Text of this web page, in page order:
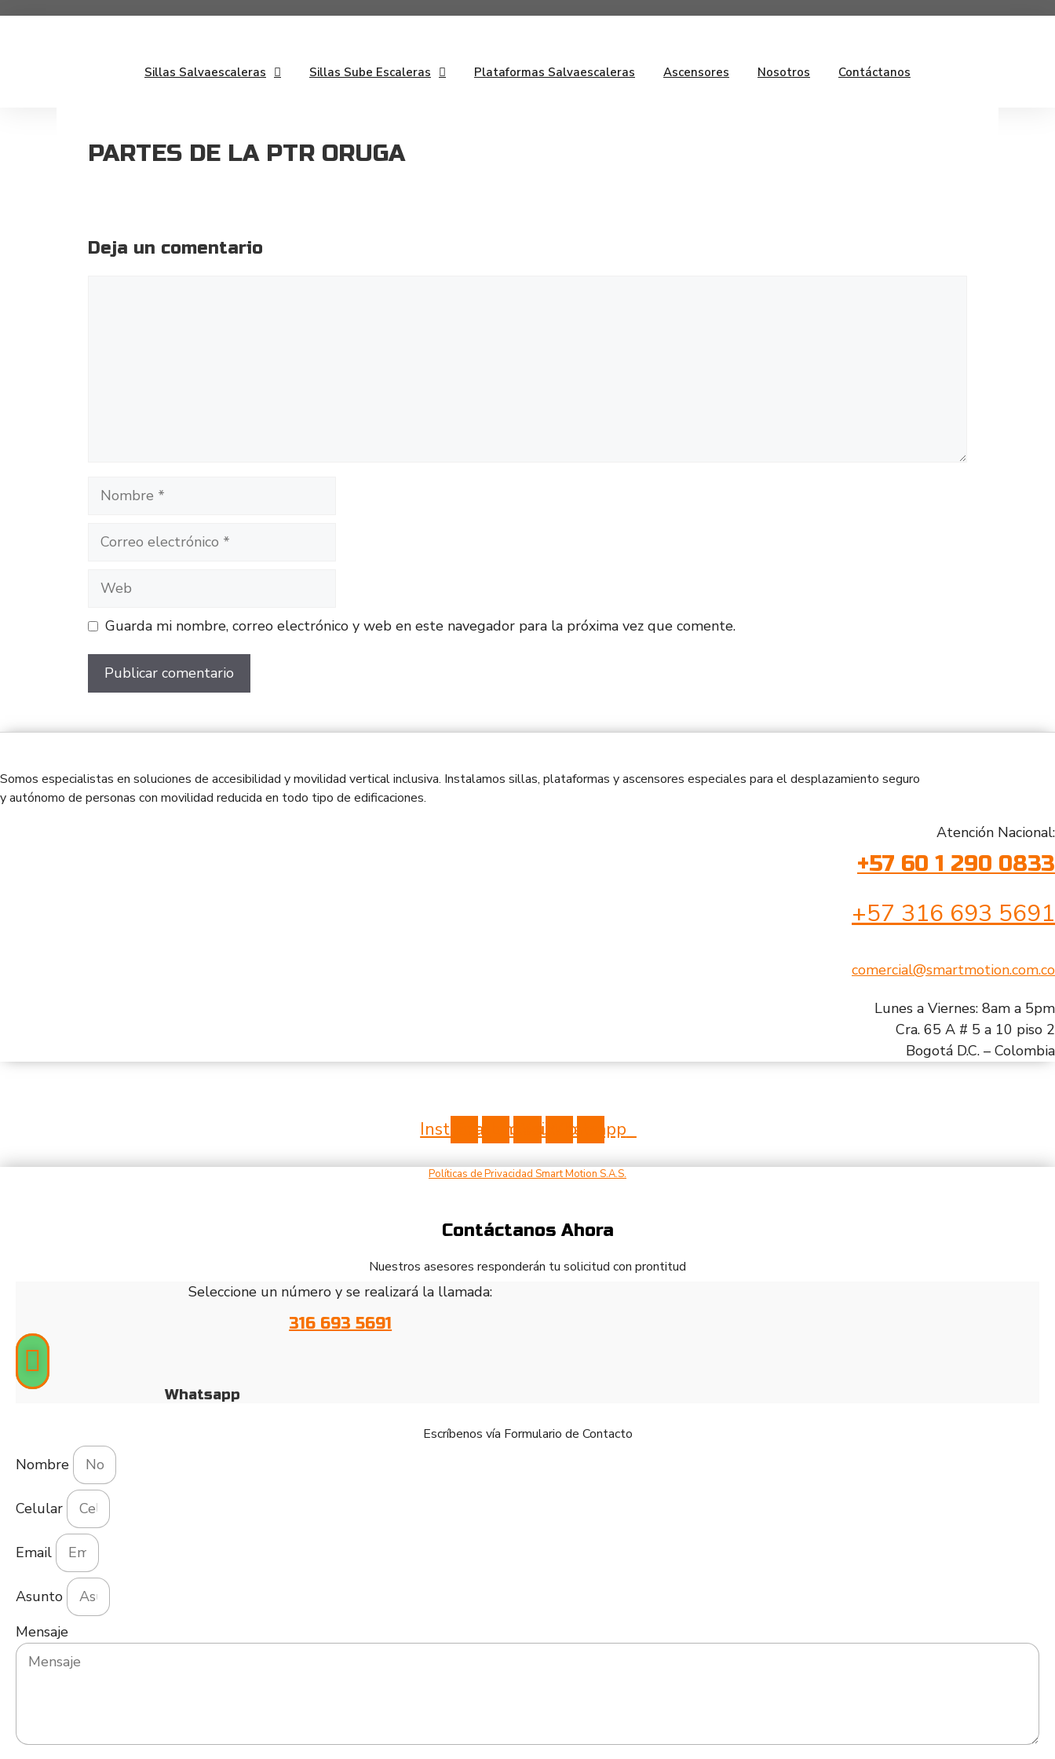
Sillas Salvaescaleras Sillas Sube Escaleras Plataformas Salvaescaleras Ascensores Nosotros Contáctanos
PARTES DE LA PTR ORUGA
Deja un comentario
Nombre
Correo
Web
Guarda mi nombre, correo electrónico y web en este navegador para la próxima vez que comente.
Somos especialistas en soluciones de accesibilidad y movilidad vertical inclusiva. Instalamos sillas, plataformas y ascensores especiales para el desplazamiento seguro
y autónomo de personas con movilidad reducida en todo tipo de edificaciones.
Atención Nacional:
+57 60 1 290 0833
+57 316 693 5691
comercial@smartmotion.com.co
Lunes a Viernes: 8am a 5pm
Cra. 65 A # 5 a 10 piso 2
Bogotá D.C. – Colombia
InstagramFacebookLinkedinYoutube
Whatsapp
Políticas de Privacidad Smart Motion S.A.S.
Contáctanos Ahora
Nuestros asesores responderán tu solicitud con prontitud
Seleccione un número y se realizará la llamada:
316 693 5691
Whatsapp
Escríbenos vía Formulario de Contacto
Nombre
Celular
Email
Asunto
Mensaje